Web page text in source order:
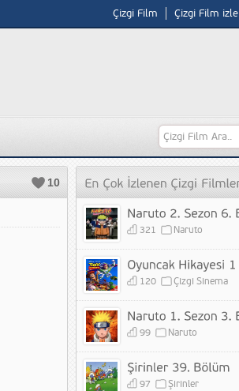
Çizgi Film Çizgi Film izle
10
321 Naruto
120 Çizgi Sinema
99 Naruto
97 Şirinler